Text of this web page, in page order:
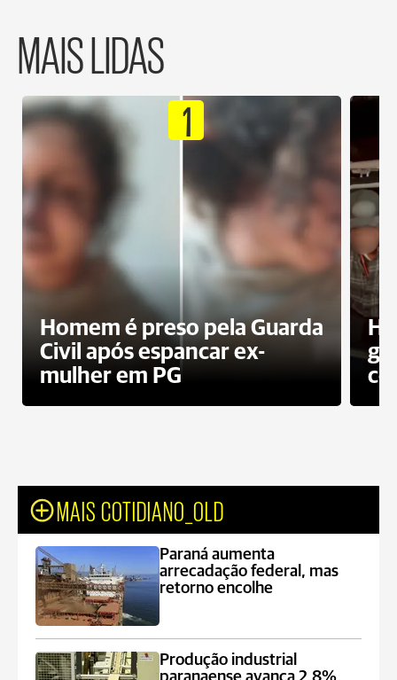
MAIS LIDAS
1
Homem é preso pela Guarda
Civil após espancar ex-
mulher em PG
MAIS COTIDIANO_OLD
Paraná aumenta
arrecadação federal, mas
retorno encolhe
Produção industrial